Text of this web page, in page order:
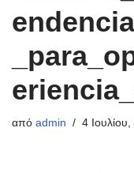
από admin 4